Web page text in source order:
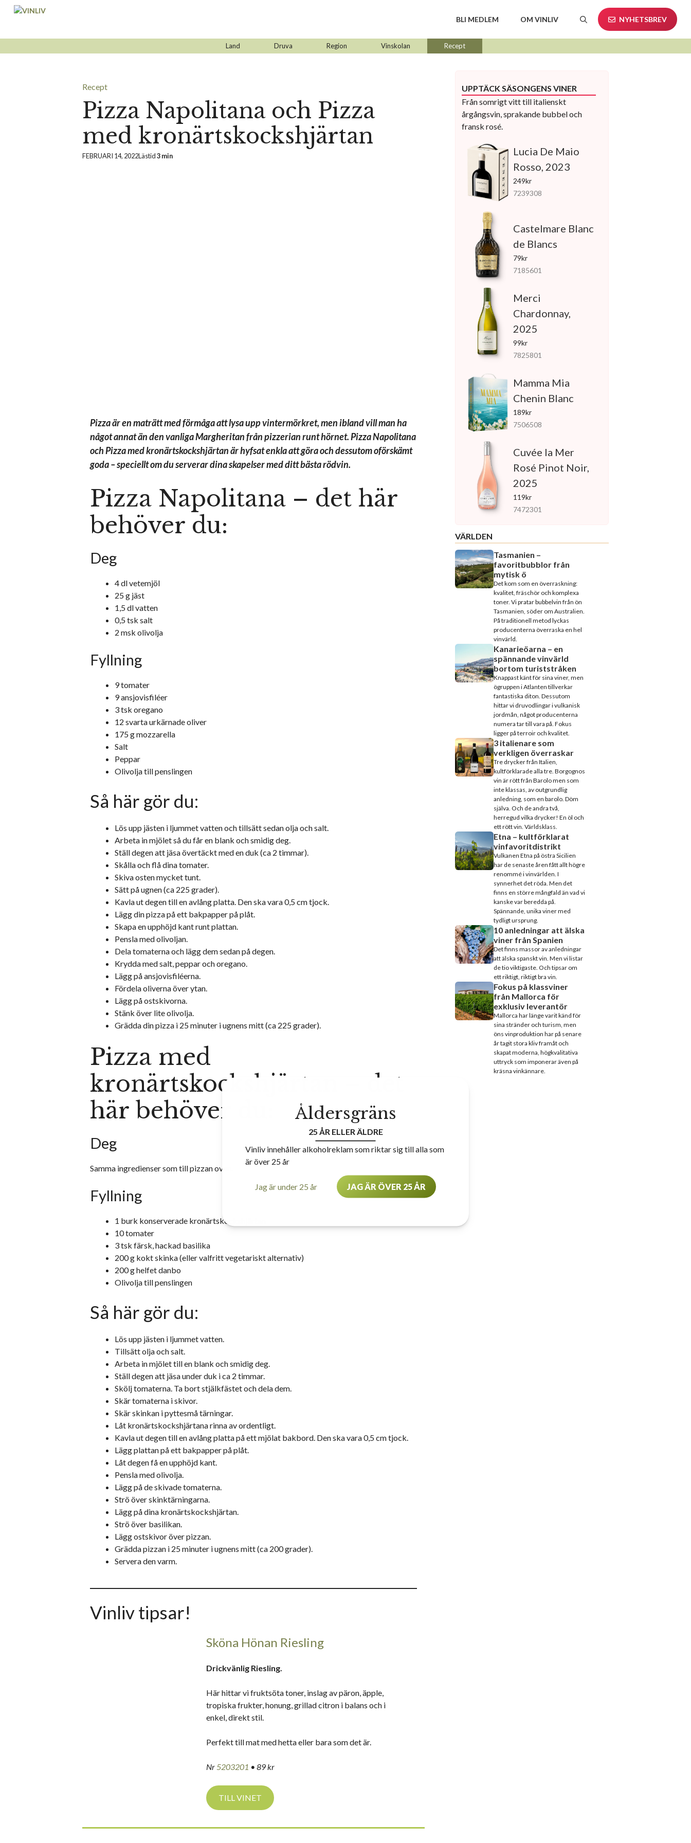
Hoppa
BLI MEDLEM OM VINLIV NYHETSBREV
Land Druva Region Vinskolan Recept
Recept
Pizza Napolitana och Pizza
med kronärtskockshjärtan
FEBRUARI 14, 2022Lästid3 min
Pizza är en maträtt med förmåga att lysa upp vintermörkret, men ibland vill man ha
något annat än den vanliga Margheritan från pizzerian runt hörnet. Pizza Napolitana
och Pizza med kronärtskockshjärtan är hyfsat enkla att göra och dessutom oförskämt
goda – speciellt om du serverar dina skapelser med ditt bästa rödvin.
Pizza Napolitana – det här
behöver du:
Deg
4 dl vetemjöl
25 g jäst
1,5 dl vatten
0,5 tsk salt
2 msk olivolja
Fyllning
9 tomater
9 ansjovisfiléer
3 tsk oregano
12 svarta urkärnade oliver
175 g mozzarella
Salt
Peppar
Olivolja till penslingen
Så här gör du:
Lös upp jästen i ljummet vatten och tillsätt sedan olja och salt.
Arbeta in mjölet så du får en blank och smidig deg.
Ställ degen att jäsa övertäckt med en duk (ca 2 timmar).
Skålla och flå dina tomater.
Skiva osten mycket tunt.
Sätt på ugnen (ca 225 grader).
Kavla ut degen till en avlång platta. Den ska vara 0,5 cm tjock.
Lägg din pizza på ett bakpapper på plåt.
Skapa en upphöjd kant runt plattan.
Pensla med olivoljan.
Dela tomaterna och lägg dem sedan på degen.
Krydda med salt, peppar och oregano.
Lägg på ansjovisfiléerna.
Fördela oliverna över ytan.
Lägg på ostskivorna.
Stänk över lite olivolja.
Grädda din pizza i 25 minuter i ugnens mitt (ca 225 grader).
Pizza med
kronärtskockshjärtan – det
här behöver du:
Deg
Samma ingredienser som till pizzan ovan.
Fyllning
1 burk konserverade kronärtskockshjärtan
10 tomater
3 tsk färsk, hackad basilika
200 g kokt skinka (eller valfritt vegetariskt alternativ)
200 g helfet danbo
Olivolja till penslingen
Så här gör du:
Lös upp jästen i ljummet vatten.
Tillsätt olja och salt.
Arbeta in mjölet till en blank och smidig deg.
Ställ degen att jäsa under duk i ca 2 timmar.
Skölj tomaterna. Ta bort stjälkfästet och dela dem.
Skär tomaterna i skivor.
Skär skinkan i pyttesmå tärningar.
Låt kronärtskockshjärtana rinna av ordentligt.
Kavla ut degen till en avlång platta på ett mjölat bakbord. Den ska vara 0,5 cm tjock.
Lägg plattan på ett bakpapper på plåt.
Låt degen få en upphöjd kant.
Pensla med olivolja.
Lägg på de skivade tomaterna.
Strö över skinktärningarna.
Lägg på dina kronärtskockshjärtan.
Strö över basilikan.
Lägg ostskivor över pizzan.
Grädda pizzan i 25 minuter i ugnens mitt (ca 200 grader).
Servera den varm.
Vinliv tipsar!
Sköna Hönan Riesling
Drickvänlig Riesling.
Här hittar vi fruktsöta toner, inslag av päron, äpple,
tropiska frukter, honung, grillad citron i balans och i
enkel, direkt stil.
Perfekt till mat med hetta eller bara som det är.
Nr5203201 • 89 kr
TILL VINET
UPPTÄCK SÄSONGENS VINER
Från somrigt vitt till italienskt
årgångsvin, sprakande bubbel och
fransk rosé.
Lucia De Maio
Rosso, 2023
249kr
7239308
Castelmare Blanc
de Blancs
79kr
7185601
Merci
Chardonnay,
2025
99kr
7825801
Mamma Mia
Chenin Blanc
189kr
7506508
Cuvée la Mer
Rosé Pinot Noir,
2025
119kr
7472301
VÄRLDEN
Tasmanien –
favoritbubblor från
mytisk ö
Det kom som en överraskning:
kvalitet, fräschör och komplexa
toner. Vi pratar bubbelvin från ön
Tasmanien, söder om Australien.
På traditionell metod lyckas
producenterna överraska en hel
vinvärld.
Kanarieöarna – en
spännande vinvärld
bortom turiststråken
Knappast känt för sina viner, men
ögruppen i Atlanten tillverkar
fantastiska diton. Dessutom
hittar vi druvodlingar i vulkanisk
jordmån, något producenterna
numera tar till vara på. Fokus
ligger på terroir och kvalitet.
3 italienare som
verkligen överraskar
Tre drycker från Italien,
kultförklarade alla tre. Borgognos
vin är rött från Barolo men som
inte klassas, av outgrundlig
anledning, som en barolo. Döm
själva. Och de andra två,
herregud vilka drycker! En öl och
ett rött vin. Världsklass.
Etna – kultförklarat
vinfavoritdistrikt
Vulkanen Etna på östra Sicilien
har de senaste åren fått allt högre
renommé i vinvärlden. I
synnerhet det röda. Men det
finns en större mångfald än vad vi
kanske var beredda på.
Spännande, unika viner med
tydligt ursprung.
10 anledningar att älska
viner från Spanien
Det finns massor av anledningar
att älska spanskt vin. Men vi listar
de tio viktigaste. Och tipsar om
ett riktigt, riktigt bra vin.
Fokus på klassviner
från Mallorca för
exklusiv leverantör
Mallorca har länge varit känd för
sina stränder och turism, men
öns vinproduktion har på senare
år tagit stora kliv framåt och
skapat moderna, högkvalitativa
uttryck som imponerar även på
kräsna vinkännare.
Åldersgräns
25 ÅR ELLER ÄLDRE
Vinliv innehåller alkoholreklam som riktar sig till alla som
är över 25 år
Jag är under 25 år JAG ÄR ÖVER 25 ÅR